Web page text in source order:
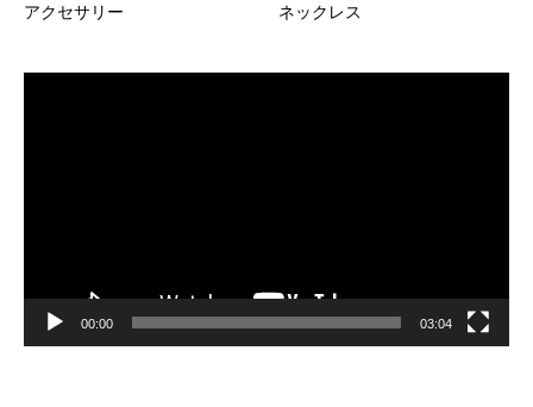
アクセサリー
ネックレス
00:00 03:04